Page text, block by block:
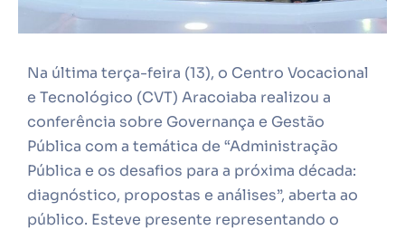
Na última terça-feira (13), o Centro Vocacional
e Tecnológico (CVT) Aracoiaba realizou a
conferência sobre Governança e Gestão
Pública com a temática de “Administração
Pública e os desafios para a próxima década:
diagnóstico, propostas e análises”, aberta ao
público. Esteve presente representando o